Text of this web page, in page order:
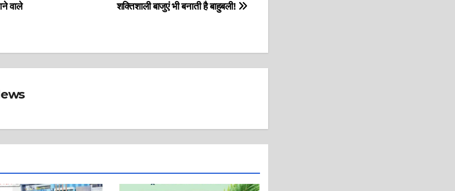
शक्तिशाली बाजुएं भी बनाती है बाहुबली!
वाले